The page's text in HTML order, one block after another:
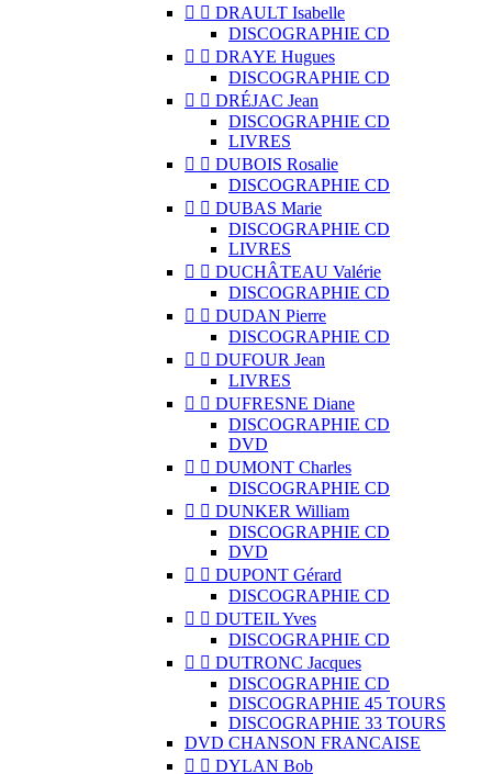
  DRAULT Isabelle
DISCOGRAPHIE CD
  DRAYE Hugues
DISCOGRAPHIE CD
  DRÉJAC Jean
DISCOGRAPHIE CD
LIVRES
  DUBOIS Rosalie
DISCOGRAPHIE CD
  DUBAS Marie
DISCOGRAPHIE CD
LIVRES
  DUCHÂTEAU Valérie
DISCOGRAPHIE CD
  DUDAN Pierre
DISCOGRAPHIE CD
  DUFOUR Jean
LIVRES
  DUFRESNE Diane
DISCOGRAPHIE CD
DVD
  DUMONT Charles
DISCOGRAPHIE CD
  DUNKER William
DISCOGRAPHIE CD
DVD
  DUPONT Gérard
DISCOGRAPHIE CD
  DUTEIL Yves
DISCOGRAPHIE CD
  DUTRONC Jacques
DISCOGRAPHIE CD
DISCOGRAPHIE 45 TOURS
DISCOGRAPHIE 33 TOURS
DVD CHANSON FRANCAISE
  DYLAN Bob